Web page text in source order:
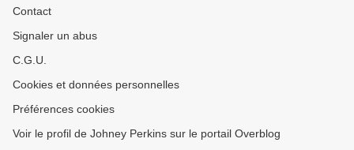
Contact
Signaler un abus
C.G.U.
Cookies et données personnelles
Préférences cookies
Voir le profil de Johney Perkins sur le portail Overblog